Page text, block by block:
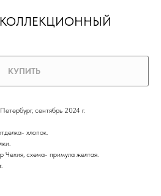
КУПИТЬ
сентябрь 2024 г.
хлопок.
Чехия, схема- примула желтая.